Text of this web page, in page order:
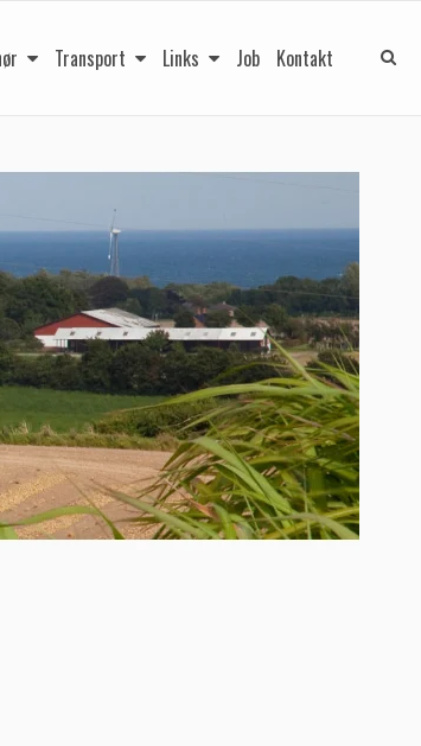
Transport Links Job Kontakt